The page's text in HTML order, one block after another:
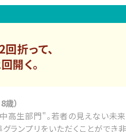
折って、
開く。
）
生部門"。若者の見えない未
ランプリをいただくことができ